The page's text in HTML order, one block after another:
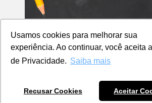
Usamos cookies para melhorar sua
experiência. Ao continuar, você aceita
de Privacidade. Saiba mais
Recusar Cookies Aceitar